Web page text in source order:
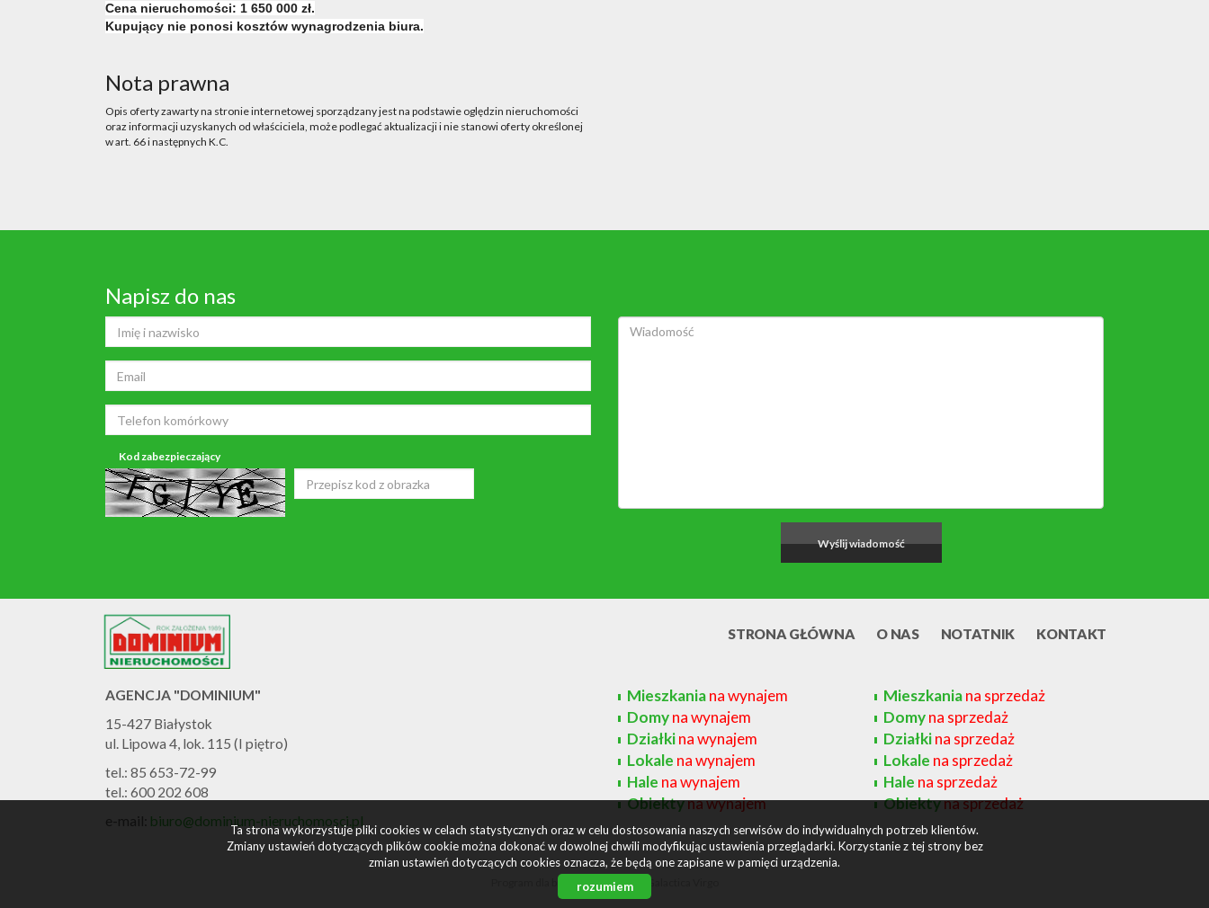
Cena nieruchomości: 1 650 000 zł.
Kupujący nie ponosi kosztów wynagrodzenia biura.
Nota prawna
Opis oferty zawarty na stronie internetowej sporządzany jest na podstawie oględzin nieruchomości
oraz informacji uzyskanych od właściciela, może podlegać aktualizacji i nie stanowi oferty określonej
w art. 66 i następnych K.C.
Napisz do nas
Kod zabezpieczający
STRONA GŁÓWNA O NAS NOTATNIK KONTAKT
AGENCJA "DOMINIUM"
15-427 Białystok
ul. Lipowa 4, lok. 115 (I piętro)
tel.: 85 653-72-99
tel.: 600 202 608
e-mail: biuro@dominium-nieruchomosci.pl
Mieszkaniana wynajem
Domyna wynajem
Działkina wynajem
Lokale na wynajem
Hale na wynajem
Obiektyna wynajem
Mieszkaniana sprzedaż
Domyna sprzedaż
Działkina sprzedaż
Lokale na sprzedaż
Hale na sprzedaż
Obiektyna sprzedaż
Program dla biur nieruchomości
Ta strona wykorzystuje pliki cookies w celach statystycznych oraz w celu dostosowania naszych serwisów do indywidualnych potrzeb klientów.
Zmiany ustawień dotyczących plików cookie można dokonać w dowolnej chwili modyfikując ustawienia przeglądarki. Korzystanie z tej strony bez
zmian ustawień dotyczących cookies oznacza, że będą one zapisane w pamięci urządzenia.
rozumiem